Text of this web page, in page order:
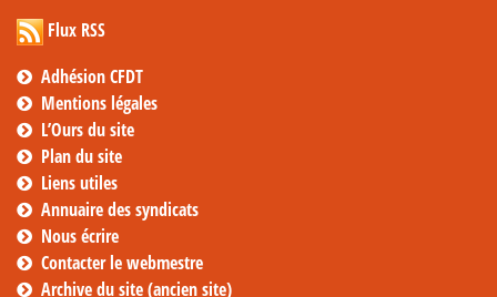
Flux RSS
Adhésion CFDT
Mentions légales
L’Ours du site
Plan du site
Liens utiles
Annuaire des syndicats
Nous écrire
Contacter le webmestre
Archive du site (ancien site)